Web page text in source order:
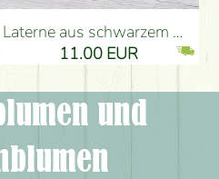
Laterne aus schwarzem Metall
11.00 EUR
und